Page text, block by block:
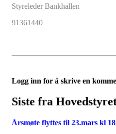
Styreleder Bankhallen
91361440
Logg inn for å skrive en
Siste fra
Årsmøte flyttes til 23.mars kl